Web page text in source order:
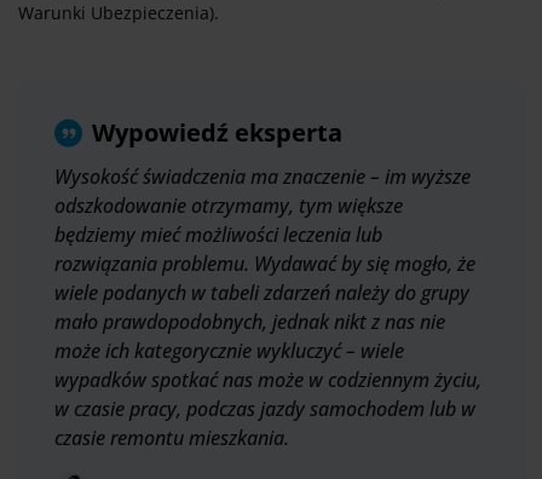
Warunki Ubezpieczenia).
Wypowiedź eksperta
Wysokość świadczenia ma znaczenie – im wyższe
odszkodowanie otrzymamy, tym większe
będziemy mieć możliwości leczenia lub
rozwiązania problemu. Wydawać by się mogło, że
wiele podanych w tabeli zdarzeń należy do grupy
mało prawdopodobnych, jednak nikt z nas nie
może ich kategorycznie wykluczyć – wiele
wypadków spotkać nas może w codziennym życiu,
w czasie pracy, podczas jazdy samochodem lub w
czasie remontu mieszkania.